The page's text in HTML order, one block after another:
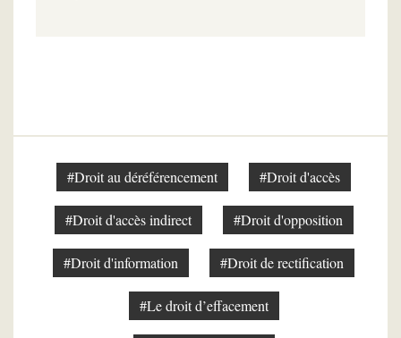
#Droit au déréférencement #Droit d'accès
#Droit d'accès indirect #Droit d'opposition
#Droit d'information #Droit de rectification
#Le droit d’effacement